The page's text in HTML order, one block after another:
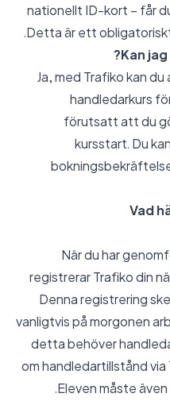
nationellt ID-kort – får
Detta är ett
Kan
Ja, med Trafiko kan
handledarkurs
förutsatt att du
kursstart. Du
Vad
När du har
registrerar Trafiko din
Denna registrering
vanligtvis på morgonen
detta behöver
om handledartillstånd
Eleven måste